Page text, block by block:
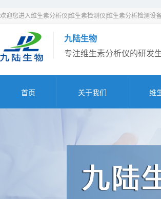
欢迎您进入维生素分析仪|维生素检测仪|维生素分析检测设
九陆生物
专注维生素分析仪的研发
首页 关于我们 维